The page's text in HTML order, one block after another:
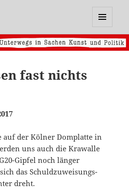
UND
WIDGETS
fast nichts
auf der Kölner Domplatte in
uns auch die Krawalle
Gipfel noch länger
das Schuldzuweisungs-
dreht.